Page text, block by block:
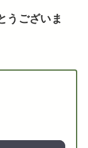
うございま